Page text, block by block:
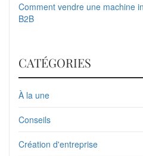
Comment vendre une machine
B2B
CATÉGORIES
À la une
Conseils
Création d'entreprise